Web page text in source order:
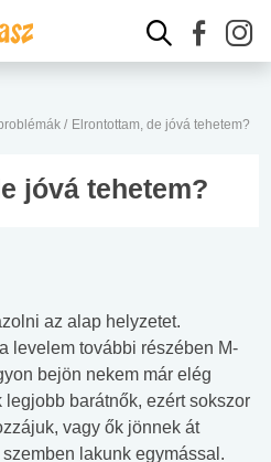
/ Elrontottam, de jóvá tehetem?
jóvá tehetem?
az alap helyzetet.
levelem további részében M-
bejön nekem már elég
barátnők, ezért sokszor
vagy ők jönnek át
lakunk egymással.